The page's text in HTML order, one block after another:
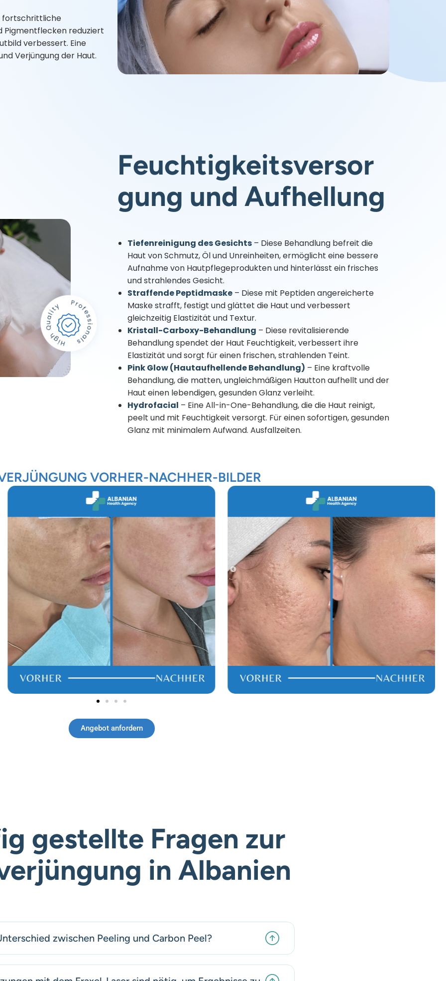
fortschrittliche
Pigmentflecken reduziert
verbessert. Eine
Verjüngung der Haut.
Feuchtigkeitsversor
gung und Aufhellung
Tiefenreinigung des Gesichts – Diese Behandlung befreit die
Haut von Schmutz, Öl und Unreinheiten, ermöglicht eine bessere
Aufnahme von Hautpflegeprodukten und hinterlässt ein frisches
und strahlendes Gesicht.
Straffende Peptidmaske – Diese mit Peptiden angereicherte
Maske strafft, festigt und glättet die Haut und verbessert
gleichzeitig Elastizität und Textur.
Kristall-Carboxy-Behandlung – Diese revitalisierende
Behandlung spendet der Haut Feuchtigkeit, verbessert ihre
Elastizität und sorgt für einen frischen, strahlenden Teint.
Pink Glow (Hautaufhellende Behandlung) – Eine kraftvolle
Behandlung, die matten, ungleichmäßigen Hautton aufhellt und der
Haut einen lebendigen, gesunden Glanz verleiht.
Hydrofacial – Eine All-in-One-Behandlung, die die Haut reinigt,
peelt und mit Feuchtigkeit versorgt. Für einen sofortigen, gesunden
Glanz mit minimalem Aufwand. Ausfallzeiten.
VORHER-NACHHER-BILDER
Angebot anfordern
gestellte Fragen zur
in Albanien
zwischen Peeling und Carbon Peel?